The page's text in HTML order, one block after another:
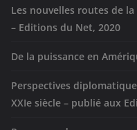
Les nouvelles routes de
– Editions du Net, 2020
De la puissance en
Perspectives
XXIe siècle – publié aux